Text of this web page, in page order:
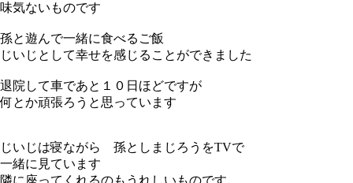
味気ないものです
孫と遊んで一緒に食べるご飯
じいじとして幸せを感じることができました
退院して車であと１０日ほどですが
何とか頑張ろうと思っています
じいじは寝ながら 孫としまじろうをTVで
一緒に見ています